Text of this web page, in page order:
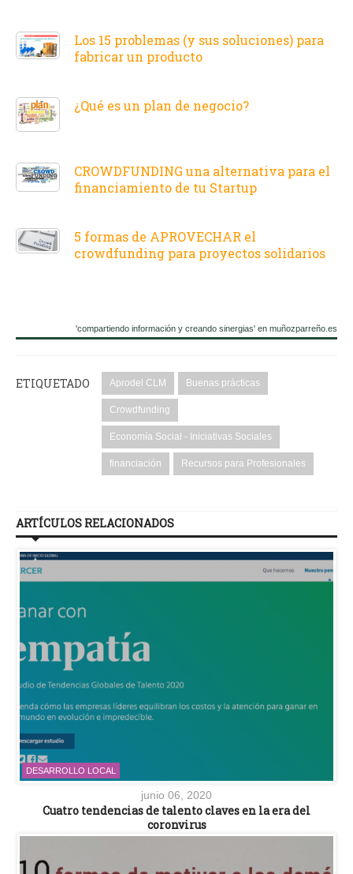
Los 15 problemas (y sus soluciones) para
fabricar un producto
¿Qué es un plan de negocio?
CROWDFUNDING una alternativa para el
financiamiento de tu Startup
5 formas de APROVECHAR el
crowdfunding para proyectos solidarios
'compartiendo información y creando sinergias' en muñozparreño.es
ETIQUETADO Aprodel CLM Buenas prácticas
Crowdfunding
Economía Social - Iniciativas Sociales
financiación Recursos para Profesionales
ARTÍCULOS RELACIONADOS
DESARROLLO LOCAL
junio 06, 2020
Cuatro tendencias de talento claves en la era del
coronvirus